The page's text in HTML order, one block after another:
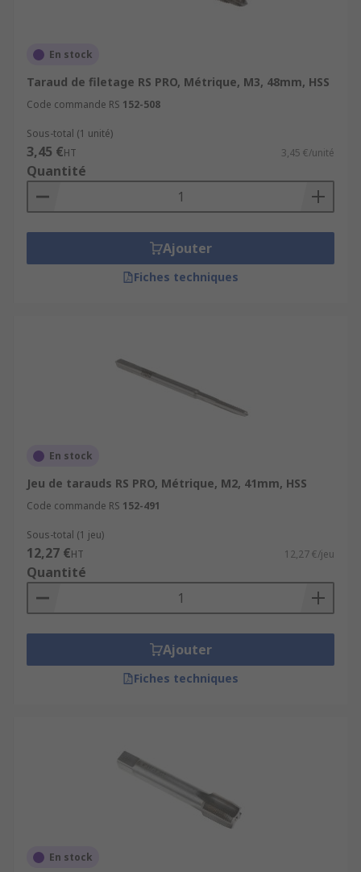
En stock
Taraud de filetage RS PRO, Métrique, M3, 48mm, HSS
Code commande RS 152-508
Sous-total (1 unité)
3,45 €HT 3,45 €/unité
Quantité
Ajouter
Fiches techniques
En stock
Jeu de tarauds RS PRO, Métrique, M2, 41mm, HSS
Code commande RS 152-491
Sous-total (1 jeu)
12,27 €HT 12,27 €/jeu
Quantité
Ajouter
Fiches techniques
En stock